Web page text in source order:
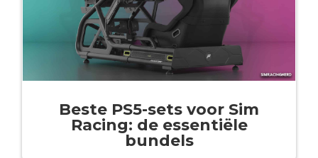
Beste PS5-sets voor Sim
Racing: de essentiële
bundels